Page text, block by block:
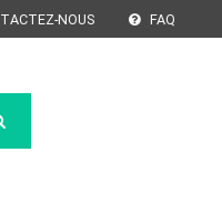
NOUS FAQ